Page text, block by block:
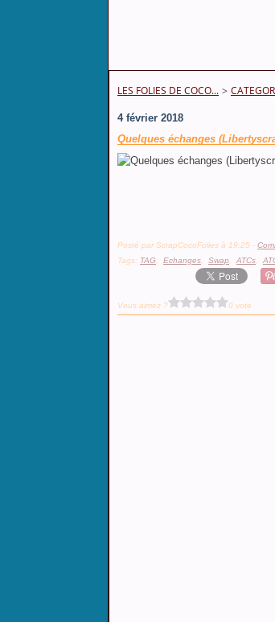
LES FOLIES DE COCO... >
4 février 2018
Quelques échanges
Posté par ScrapCocoFolies à 19:25 -
Tags: TAG Echanges Swap ATCs
Vous aimez ? 0 vote